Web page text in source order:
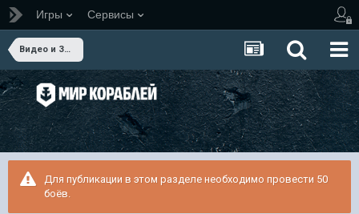
Игры Сервисы
Видео и Звук
Для публикации в этом разделе необходимо провести 50
боёв.